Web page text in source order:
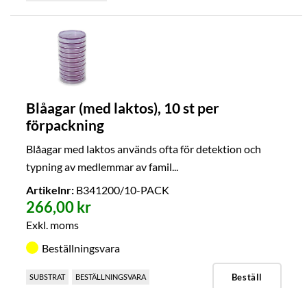
Blåagar (med laktos), 10 st per
förpackning
Blåagar med laktos används ofta för detektion och
typning av medlemmar av famil...
Artikelnr:B341200/10-PACK
266,00 kr
Exkl. moms
Beställningsvara
SUBSTRAT BESTÄLLNINGSVARA Beställ